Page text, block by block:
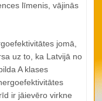
līmenis, vājinās
jomā,
uz to, ka Latvijā no
A klases
ir jāievēro virkne